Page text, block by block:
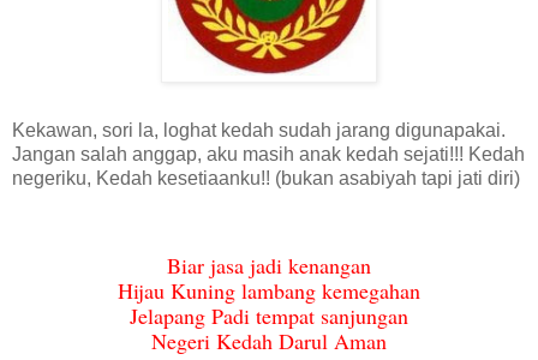
Kekawan, sori la, loghat kedah sudah jarang digunapakai.
Jangan salah anggap, aku masih anak kedah sejati!!! Kedah
negeriku, Kedah kesetiaanku!! (bukan asabiyah tapi jati diri)
Biar jasa jadi kenangan
Hijau Kuning lambang kemegahan
Jelapang Padi tempat sanjungan
Negeri Kedah Darul Aman